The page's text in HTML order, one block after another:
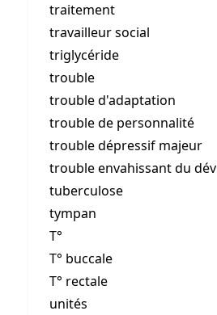
traitement
travailleur social
triglycéride
trouble
trouble d'adaptation
trouble de personnalité
trouble dépressif majeur
trouble envahissant du dév
tuberculose
tympan
T°
T° buccale
T° rectale
unités